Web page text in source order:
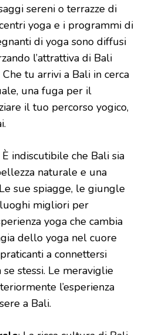
sereni o terrazze di
yoga e i programmi di
di yoga sono diffusi
l’attrattiva di Bali
tu arrivi a Bali in cerca
una fuga per il
il tuo percorso yogico,
È indiscutibile che Bali sia
naturale e una
sue spiagge, le giungle
migliori per
yoga che cambia
dello yoga nel cuore
a connettersi
stessi. Le meraviglie
l’esperienza
a Bali.